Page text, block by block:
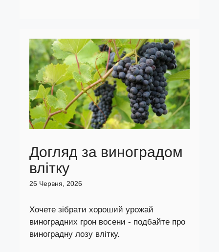
Догляд за виноградом
влітку
26 Червня, 2026
Хочете зібрати хороший урожай
виноградних грон восени - подбайте про
виноградну лозу влітку.